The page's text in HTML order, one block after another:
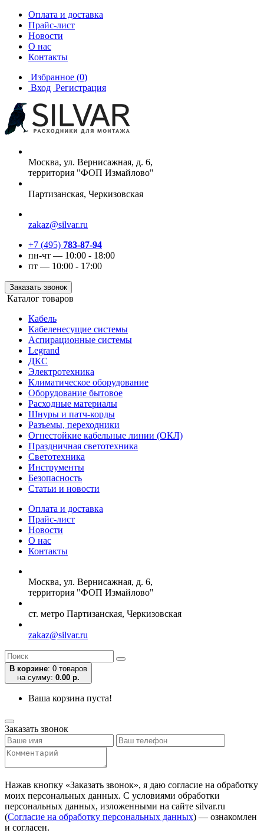
Оплата и доставка
Прайс-лист
Новости
О нас
Контакты
Избранное (0)
Вход Регистрация
Москва, ул. Вернисажная, д. 6,
территория "ФОП Измайлово"
Партизанская, Черкизовская
zakaz@silvar.ru
+7 (495) 783-87-94
пн-чт — 10:00 - 18:00
пт — 10:00 - 17:00
Заказать звонок
Каталог товаров
Кабель
Кабеленесущие системы
Аспирационные системы
Legrand
ДКС
Электротехника
Климатическое оборудование
Оборудование бытовое
Расходные материалы
Шнуры и патч-корды
Разъемы, переходники
Огнестойкие кабельные линии (ОКЛ)
Праздничная светотехника
Светотехника
Инструменты
Безопасность
Статьи и новости
Оплата и доставка
Прайс-лист
Новости
О нас
Контакты
Москва, ул. Вернисажная, д. 6,
территория "ФОП Измайлово"
ст. метро Партизанская, Черкизовская
zakaz@silvar.ru
В корзине: 0 товаров
на сумму: 0.00 р.
Ваша корзина пуста!
Заказать звонок
Нажав кнопку «Заказать звонок», я даю согласие на обработку
моих персональных данных. С условиями обработки
персональных данных, изложенными на сайте silvar.ru
(Согласие на обработку персональных данных) — ознакомлен
и согласен.